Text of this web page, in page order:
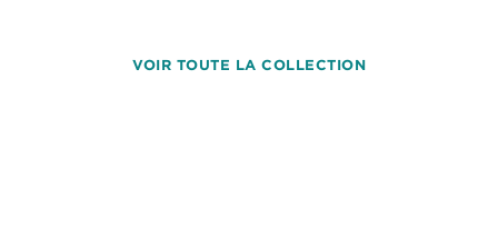
VOIR TOUTE LA COLLECTION